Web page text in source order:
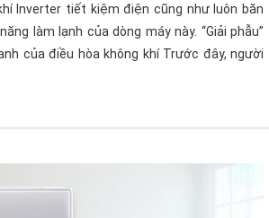
Inverter tiết kiệm điện cũng như luôn băn
làm lạnh của dòng máy này. “Giải phẫu”
của điều hòa không khí Trước đây, người